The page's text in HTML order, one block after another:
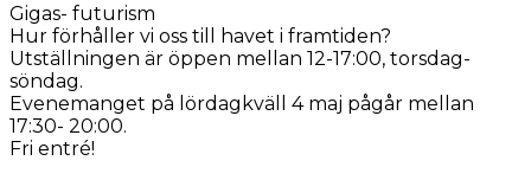
Gigas- futurism
Hur förhåller vi oss till havet i framtiden?
Utställningen är öppen mellan 12-17:00, torsdag-
söndag.
Evenemanget på lördagkväll 4 maj pågår mellan
17:30- 20:00.
Fri entré!